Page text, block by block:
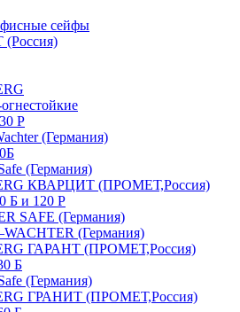
сейфы
Р
(Германия)
(Германия)
КВАРЦИТ (ПРОМЕТ,Россия)
Б и 120 Р
SAFE (Германия)
(Германия)
ГАРАНТ (ПРОМЕТ,Россия)
Б
(Германия)
ГРАНИТ (ПРОМЕТ,Россия)